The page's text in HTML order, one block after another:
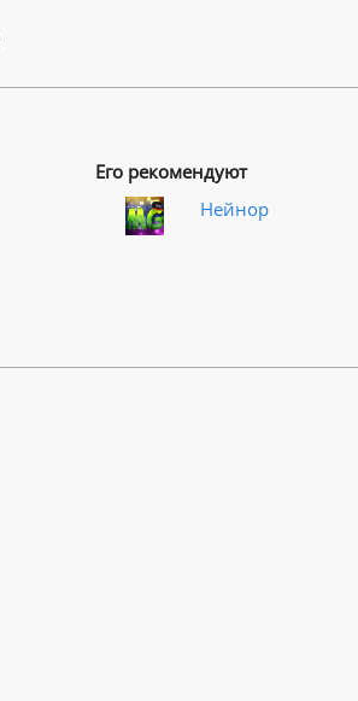
Его рекомендуют
Нейнор